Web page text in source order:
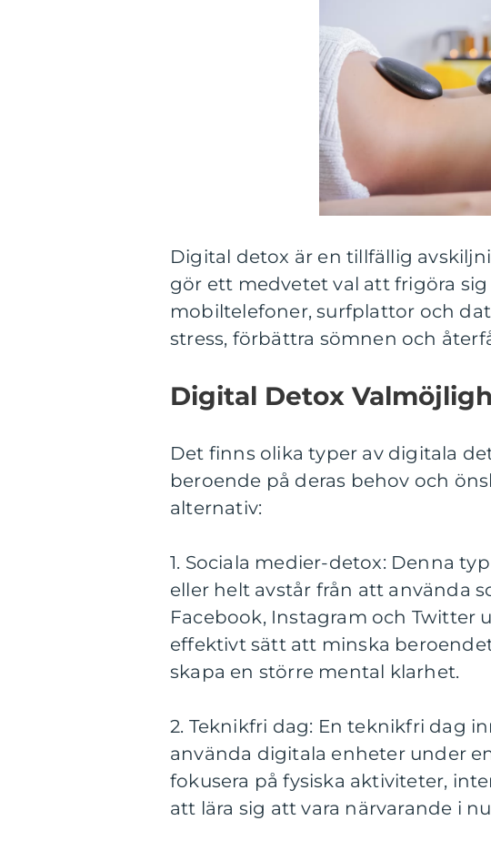
Digital detox är en tillfällig
gör ett medvetet val att frigöra
mobiltelefoner, surfplattor och
stress, förbättra sömnen och
Digital Detox
Det finns olika typer av digitala
beroende på deras behov och
alternativ:
1. Sociala medier-detox: Denna
eller helt avstår från att använda
Facebook, Instagram och Twitter
effektivt sätt att minska
skapa en större mental klarhet.
2. Teknikfri dag: En teknikfri dag
använda digitala enheter under
fokusera på fysiska aktiviteter,
att lära sig att vara närvarande i